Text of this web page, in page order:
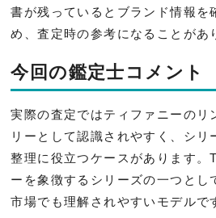
書が残っているとブランド情報を
め、査定時の参考になることがあ
今回の鑑定士コメント
実際の査定ではティファニーのリ
リーとして認識されやすく、シリ
整理に役立つケースがあります。
ーを象徴するシリーズの一つとし
市場でも理解されやすいモデルで